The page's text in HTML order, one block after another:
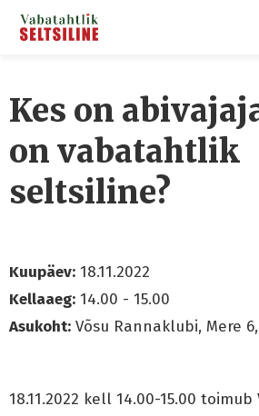
Kes on
on vabatahtlik
seltsiline?
Kuupäev: 18.11.2022
Kellaaeg: 14.00 - 15.00
Asukoht: Võsu Rannaklubi, Mere
18.11.2022 kell 14.00-15.00